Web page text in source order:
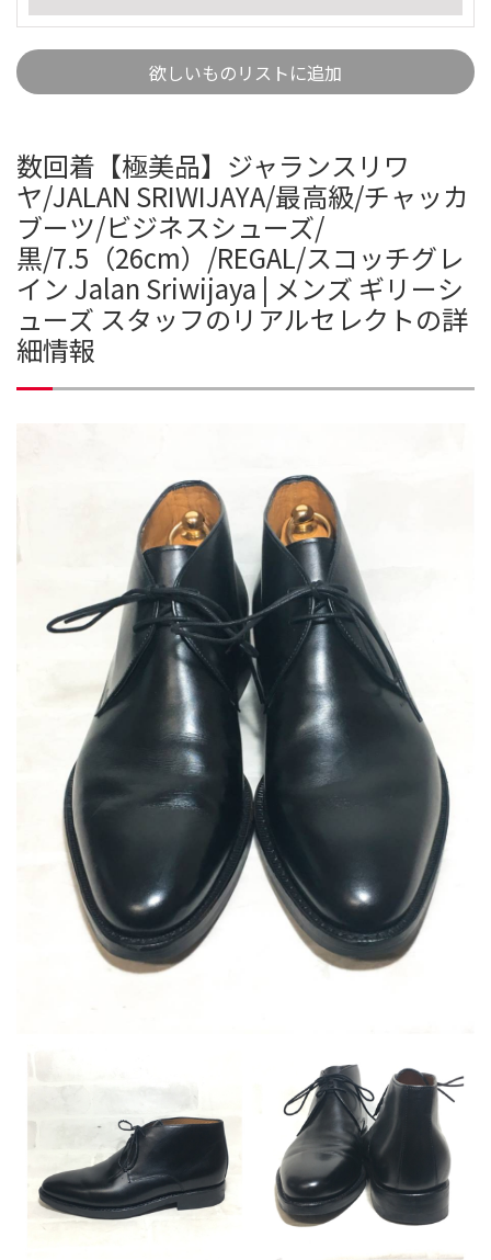
欲しいものリストに追加
数回着【極美品】ジャランスリワ
ヤ/JALAN SRIWIJAYA/最高級/チャッカ
ブーツ/ビジネスシューズ/
黒/7.5（26cm）/REGAL/スコッチグレ
イン Jalan Sriwijaya | メンズ ギリーシ
ューズ スタッフのリアルセレクトの詳
細情報